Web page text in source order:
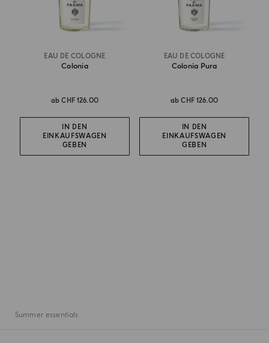
EAU DE COLOGNE
Colonia
abCHF 126.00
IN DEN
EINKAUFSWAGEN
GEBEN
EAU DE COLOGNE
Colonia Pura
abCHF 126.00
IN DEN
EINKAUFSWAGEN
GEBEN
Summer essentials